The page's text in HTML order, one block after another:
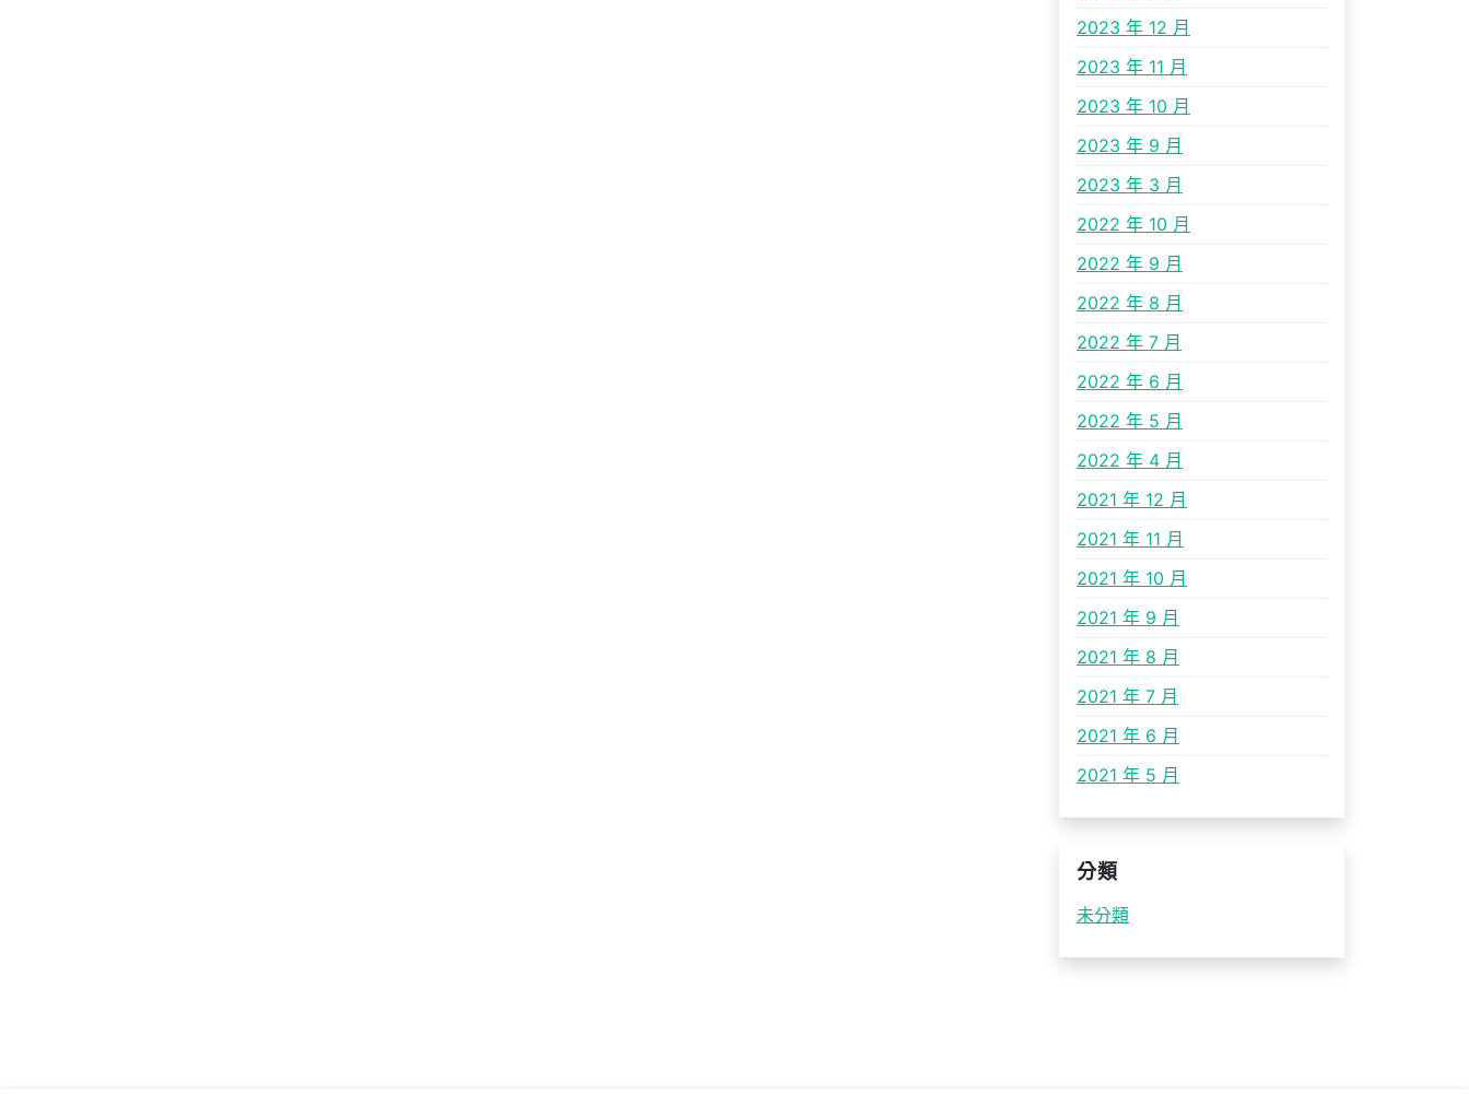
2023 年 12 月
2023 年 11 月
2023 年 10 月
2023 年 9 月
2023 年 3 月
2022 年 10 月
2022 年 9 月
2022 年 8 月
2022 年 7 月
2022 年 6 月
2022 年 5 月
2022 年 4 月
2021 年 12 月
2021 年 11 月
2021 年 10 月
2021 年 9 月
2021 年 8 月
2021 年 7 月
2021 年 6 月
2021 年 5 月
分類
未分類